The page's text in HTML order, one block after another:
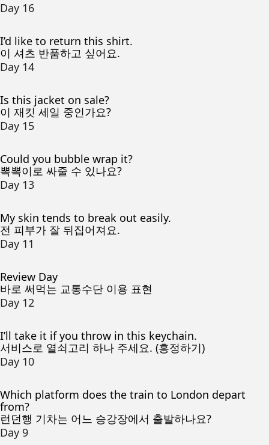
Day 16
I’d like to return this shirt.
이 셔츠 반품하고 싶어요.
Day 14
Is this jacket on sale?
이 재킷 세일 중인가요?
Day 15
Could you bubble wrap it?
뽁뽁이로 싸줄 수 있나요?
Day 13
My skin tends to break out easily.
전 피부가 잘 뒤집어져요.
Day 11
Review Day
바로 써먹는 교통수단 이용 표현
Day 12
I’ll take it if you throw in this keychain.
서비스로 열쇠고리 하나 주세요. (흥정하기)
Day 10
Which platform does the train to London depart
from?
런던행 기차는 어느 승강장에서 출발하나요?
Day 9